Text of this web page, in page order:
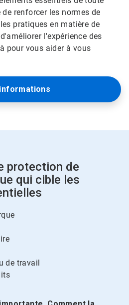
renforcer les normes de
pratiques en matière de
l'expérience des
pour vous aider à vous
protection de
qui cible les
de travail